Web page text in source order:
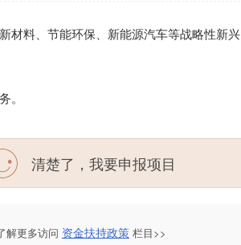
材料、节能环保、新能源汽车等战略性新兴
。
清楚了，我要申报项目
解更多访问 资金扶持政策 栏目>>